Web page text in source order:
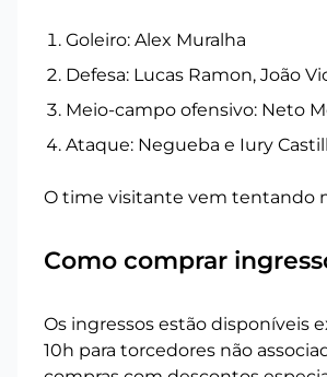
Goleiro: Alex Muralha
Defesa: Lucas Ramon, João
Meio-campo ofensivo: Neto
Ataque: Negueba e Iury
O time visitante vem tentando
Como comprar
Os ingressos estão disponíveis
10h para torcedores não